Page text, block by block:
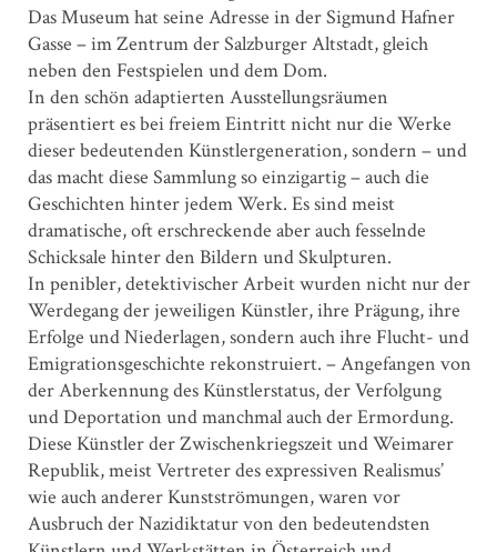
Das Museum hat seine Adresse in der ­Sigmund Hafner
Gasse – im Zentrum der Salzburger Altstadt, gleich
neben den Festspielen und dem Dom.
In den schön adaptierten Ausstellungsräumen
präsentiert es bei freiem Eintritt nicht nur die Werke
dieser bedeutenden Künstlergeneration, sondern – und
das macht diese Sammlung so einzigartig – auch die
Geschichten hinter jedem Werk. Es sind meist
dramatische, oft erschreckende aber auch fesselnde
Schicksale hinter den Bildern und Skulpturen.
In penibler, detektivischer Arbeit wurden nicht nur der
Werdegang der jeweiligen Künstler, ihre Prägung, ihre
Erfolge und Niederlagen, sondern auch ihre Flucht- und
Emigrationsgeschichte rekonstruiert. – Angefangen von
der Aberkennung des Künstlerstatus, der Verfolgung
und Deportation und manchmal auch der Ermordung.
Diese Künstler der Zwischenkriegszeit und Weimarer
Republik, meist Vertreter des expressiven Realismus’
wie auch anderer Kunstströmungen, waren vor
Ausbruch der Nazidiktatur von den bedeutendsten